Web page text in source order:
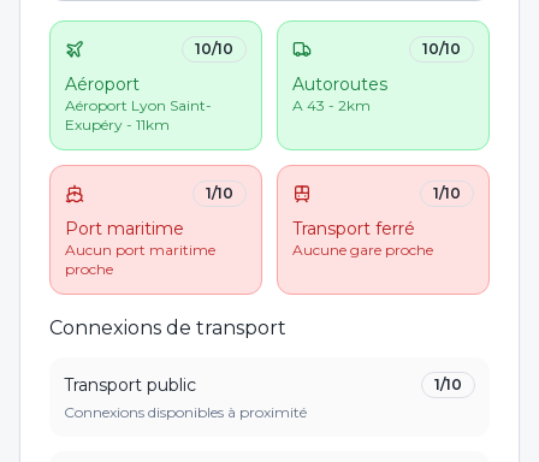
10/10
Aéroport
Aéroport Lyon Saint-
Exupéry - 11km
10/10
Autoroutes
A 43 - 2km
1/10
Port maritime
Aucun port maritime
proche
1/10
Transport ferré
Aucune gare proche
Connexions de transport
Transport public 1/10
Connexions disponibles à proximité